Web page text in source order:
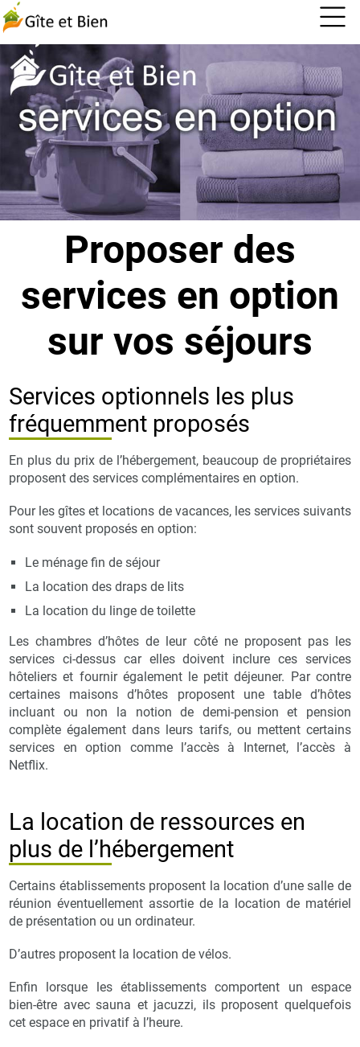
Proposer des
services en option
sur vos séjours
Services optionnels les plus
fréquemment proposés
En plus du prix de l’hébergement, beaucoup de propriétaires
proposent des services complémentaires en option.
Pour les gîtes et locations de vacances, les services suivants
sont souvent proposés en option:
Le ménage fin de séjour
La location des draps de lits
La location du linge de toilette
Les chambres d’hôtes de leur côté ne proposent pas les
services ci-dessus car elles doivent inclure ces services
hôteliers et fournir également le petit déjeuner. Par contre
certaines maisons d’hôtes proposent une table d’hôtes
incluant ou non la notion de demi-pension et pension
complète également dans leurs tarifs, ou mettent certains
services en option comme l’accès à Internet, l’accès à
Netflix.
La location de ressources en
plus de l’hébergement
Certains établissements proposent la location d’une salle de
réunion éventuellement assortie de la location de matériel
de présentation ou un ordinateur.
D’autres proposent la location de vélos.
Enfin lorsque les établissements comportent un espace
bien-être avec sauna et jacuzzi, ils proposent quelquefois
cet espace en privatif à l’heure.